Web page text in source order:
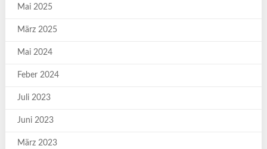
Mai 2025
März 2025
Mai 2024
Feber 2024
Juli 2023
Juni 2023
März 2023